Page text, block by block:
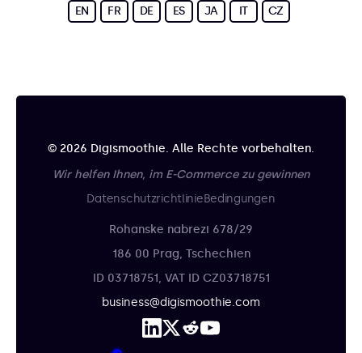
EN FR DE ES JA IT CZ
© 2026 Digismoothie. Alle Rechte vorbehalten.
Wir helfen Ihnen, im E-Commerce zu gewinnen
DatenschutzrichtlinieBedingungen
Rohanske nabrezi 678/29
186 00 Prag, Tschechien
ID 03718751, VAT ID CZ03718751
business@digismoothie.com